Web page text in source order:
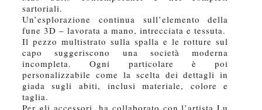
sartoriali.
Un’esplorazione continua sull’elemento della
fune 3D – lavorata a mano, intrecciata e tessuta.
Il pezzo multistrato sulla spalla e le rotture sul
capo suggeriscono una società moderna
incompleta. Ogni particolare è poi
personalizzabile come la scelta dei dettagli in
giada sugli abiti, inclusi materiale, colore e
taglia.
Per gli accessori, ha collaborato con l’artista Lu